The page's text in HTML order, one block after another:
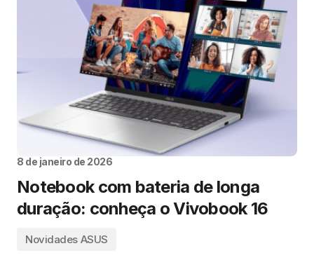
8 de janeiro de 2026
Notebook com bateria de longa
duração: conheça o Vivobook 16
Novidades ASUS